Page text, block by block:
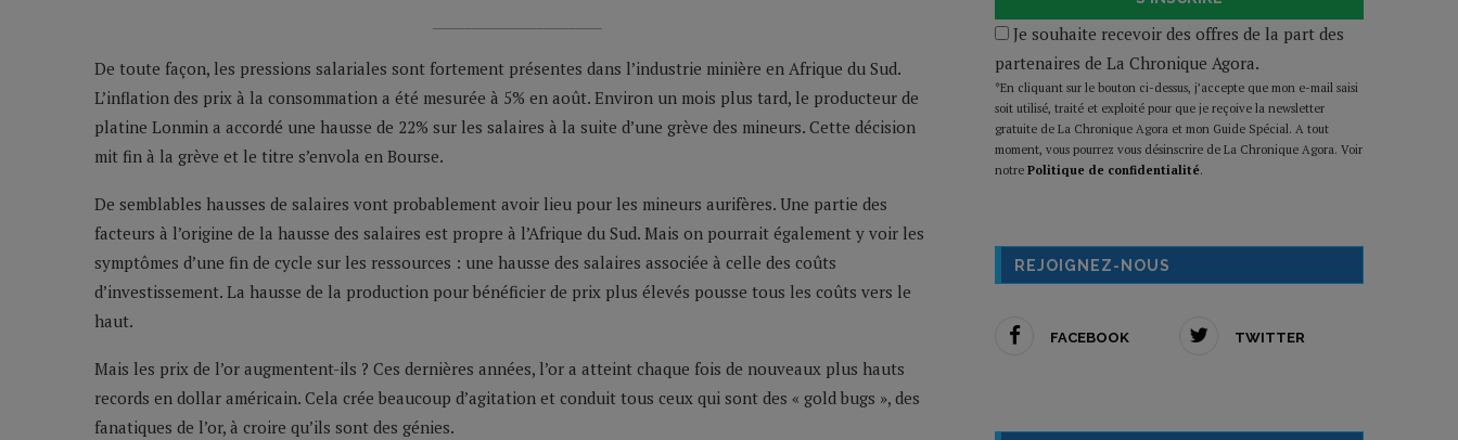
De toute façon, les pressions salariales sont fortement présentes dans l’industrie minière en Afrique du Sud.
L’inflation des prix à la consommation a été mesurée à 5% en août. Environ un mois plus tard, le producteur de
platine Lonmin a accordé une hausse de 22% sur les salaires à la suite d’une grève des mineurs. Cette décision
mit fin à la grève et le titre s’envola en Bourse.
De semblables hausses de salaires vont probablement avoir lieu pour les mineurs aurifères. Une partie des
facteurs à l’origine de la hausse des salaires est propre à l’Afrique du Sud. Mais on pourrait également y voir les
symptômes d’une fin de cycle sur les ressources : une hausse des salaires associée à celle des coûts
d’investissement. La hausse de la production pour bénéficier de prix plus élevés pousse tous les coûts vers le
haut.
Mais les prix de l’or augmentent-ils ? Ces dernières années, l’or a atteint chaque fois de nouveaux plus hauts
records en dollar américain. Cela crée beaucoup d’agitation et conduit tous ceux qui sont des « gold bugs », des
fanatiques de l’or, à croire qu’ils sont des génies.
Je souhaite recevoir des offres de la part des
partenaires de La Chronique Agora.
*En cliquant sur le bouton ci-dessus, j’accepte que mon e-mail saisi
soit utilisé, traité et exploité pour que je reçoive la newsletter
gratuite de La Chronique Agora et mon Guide Spécial. A tout
moment, vous pourrez vous désinscrire de La Chronique Agora. Voir
notre Politique de confidentialité.
REJOIGNEZ-NOUS
FACEBOOK TWITTER